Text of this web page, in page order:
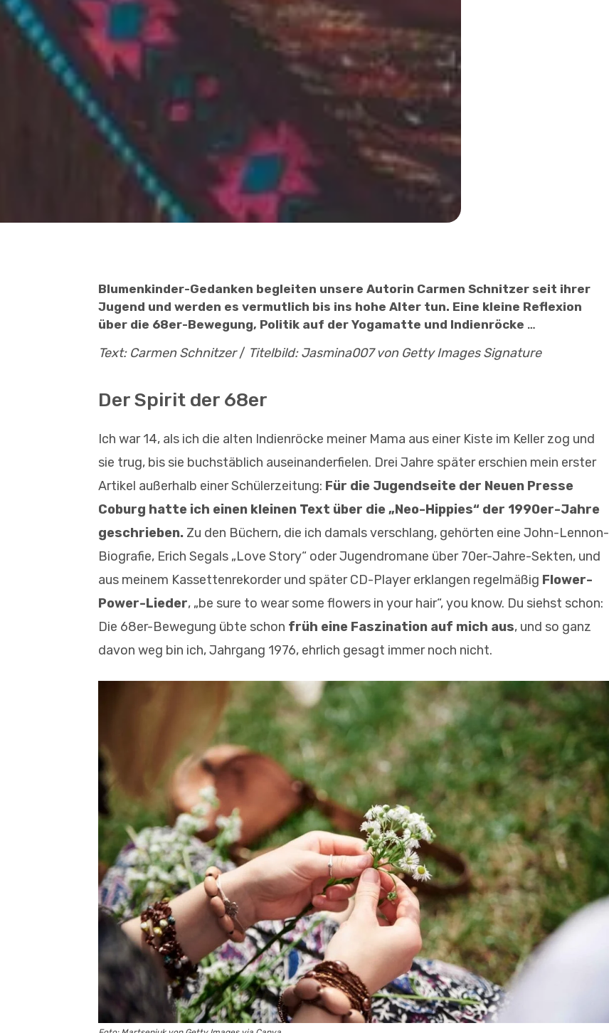
Blumenkinder-Gedanken begleiten unsere Autorin Carmen Schnitzer seit ihrer
Jugend und werden es vermutlich bis ins hohe Alter tun. Eine kleine Reflexion
über die 68er-Bewegung, Politik auf der Yogamatte und Indienröcke …
Text: Carmen Schnitzer/ Titelbild: Jasmina007 von Getty Images Signature
Der Spirit der 68er
Ich war 14, als ich die alten Indienröcke meiner Mama aus einer Kiste im Keller zog und
sie trug, bis sie buchstäblich auseinanderfielen. Drei Jahre später erschien mein erster
Artikel außerhalb einer Schülerzeitung: Für die Jugendseite der Neuen Presse
Coburg hatte ich einen kleinen Text über die „Neo-Hippies“ der 1990er-Jahre
geschrieben. Zu den Büchern, die ich damals verschlang, gehörten eine John-Lennon-
Biografie, Erich Segals „Love Story“ oder Jugendromane über 70er-Jahre-Sekten, und
aus meinem Kassettenrekorder und später CD-Player erklangen regelmäßig Flower-
Power-Lieder, „be sure to wear some flowers in your hair“, you know. Du siehst schon:
Die 68er-Bewegung übte schon früh eine Faszination auf mich aus, und so ganz
davon weg bin ich, Jahrgang 1976, ehrlich gesagt immer noch nicht.